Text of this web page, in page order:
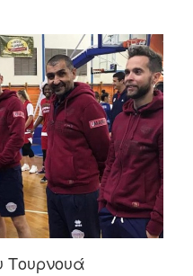
Τουρνουά